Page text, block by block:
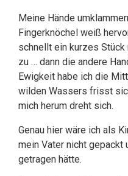
Meine Hände
Fingerknöchel weiß
schnellt ein kurzes
zu … dann die andere
Ewigkeit habe ich die
wilden Wassers frisst
mich herum dreht sich.
Genau hier wäre ich als
mein Vater nicht gepackt
getragen hätte.